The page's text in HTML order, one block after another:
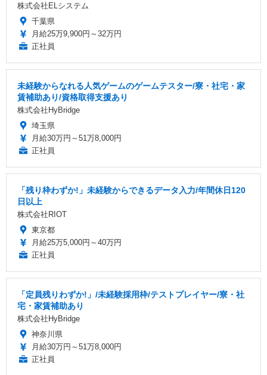
株式会社ELシステム
千葉県
月給25万9,900円～32万円
正社員
未経験からなれる人気ゲームのゲームテスター/寮・社宅・家
賃補助あり/資格取得支援あり
株式会社HyBridge
埼玉県
月給30万円～51万8,000円
正社員
「残り枠わずか!」未経験からできるデータ入力/年間休日120
日以上
株式会社RIOT
東京都
月給25万5,000円～40万円
正社員
「定員残りわずか!」/未経験採用枠/テストプレイヤー/寮・社
宅・家賃補助あり
株式会社HyBridge
神奈川県
月給30万円～51万8,000円
正社員